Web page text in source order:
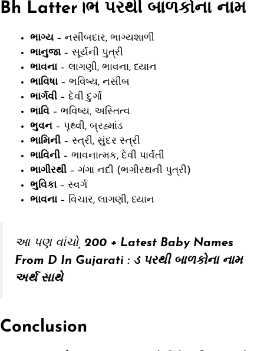
Bh Latter।ભ પરથી બાળકોના નામ
ભાગ્ય – નસીબદાર, ભાગ્યશાળી
ભાનુજા – સૂર્યની પુત્રી
ભાવના– લાગણી, ભાવના, ધ્યાન
ભાવિષા– ભવિષ્ય, નસીબ
ભાર્ગવી – દેવી દુર્ગા
ભાવિ – ભવિષ્ય, અસ્તિત્વ
ભુવન – પૃથ્વી, બ્રહ્માંડ
ભામિની – સ્ત્રી, સુંદર સ્ત્રી
ભાવિની – ભાવનાત્મક, દેવી પાર્વતી
ભાગીરથી – ગંગા નદી (ભગીરથની પુત્રી)
ભુવિકા– સ્વર્ગ
ભાવના– વિચાર, લાગણી, ધ્યાન
આ પણ વાંચો, 200 + Latest Baby Names
From D In Gujarati : ડ પરથી બાળકોના નામ
અર્થ સાથે
Conclusion